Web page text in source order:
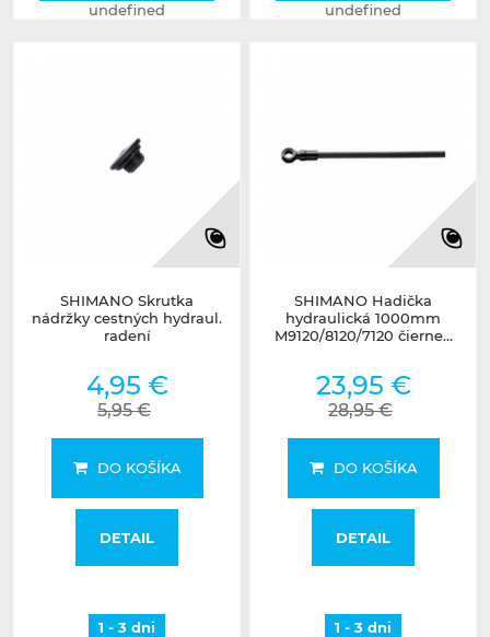
undefined undefined
SHIMANO Skrutka
nádržky cestných hydraul.
radení
4,95 €
5,95 €
DO KOŠÍKA
DETAIL
1 - 3 dni
SHIMANO Hadička
hydraulická 1000mm
M9120/8120/7120 čierne...
23,95 €
28,95 €
DO KOŠÍKA
DETAIL
1 - 3 dni